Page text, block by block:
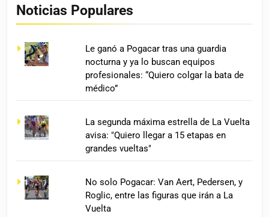
Noticias Populares
Le ganó a Pogacar tras una guardia
nocturna y ya lo buscan equipos
profesionales: “Quiero colgar la bata de
médico”
La segunda máxima estrella de La Vuelta
avisa: "Quiero llegar a 15 etapas en
grandes vueltas"
No solo Pogacar: Van Aert, Pedersen, y
Roglic, entre las figuras que irán a La
Vuelta